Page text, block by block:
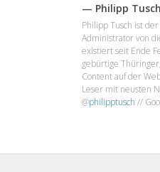
— Philipp Tusch
Philipp Tusch ist
Administrator von
existiert seit Ende
gebürtige
Content auf der
Leser mit neusten
@philipptusch //